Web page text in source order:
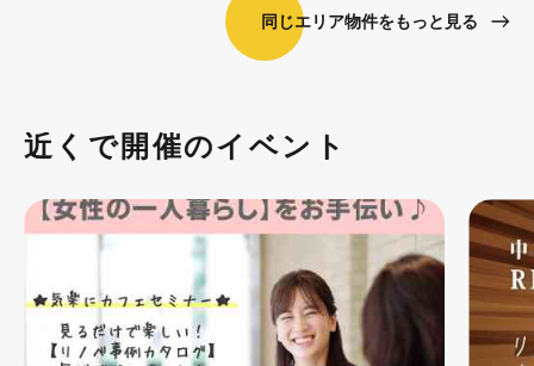
同じエリア物件をもっと見る
近くで開催のイベント